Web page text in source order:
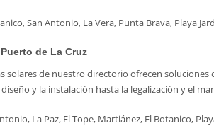
San Antonio, La Vera, Punta Brava, Playa
de La Cruz
solares de nuestro directorio ofrecen
y la instalación hasta la legalización y el
La Paz, El Tope, Martiánez, El Botanico,